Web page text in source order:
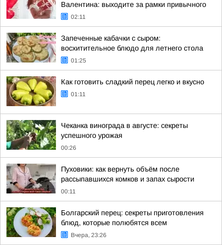
Валентина: выходите за рамки привычного
02:11
Запеченные кабачки с сыром:
восхитительное блюдо для летнего стола
01:25
Как готовить сладкий перец легко и вкусно
01:11
Чеканка винограда в августе: секреты
успешного урожая
00:26
Пуховики: как вернуть объём после
рассыпавшихся комков и запах сырости
00:11
Болгарский перец: секреты приготовления
блюд, которые полюбятся всем
Вчера, 23:26